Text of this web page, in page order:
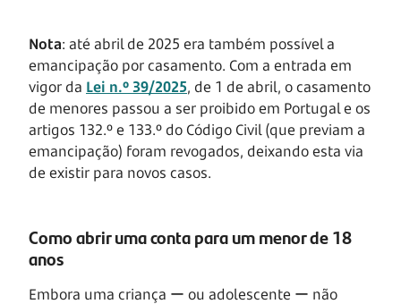
Nota: até abril de 2025 era também possível a
emancipação por casamento. Com a entrada em
vigor da Lei n.º 39/2025, de 1 de abril, o casamento
de menores passou a ser proibido em Portugal e os
artigos 132.º e 133.º do Código Civil (que previam a
emancipação) foram revogados, deixando esta via
de existir para novos casos.
Como abrir uma conta para um menor de 18
anos
Embora uma criança ー ou adolescente ー não